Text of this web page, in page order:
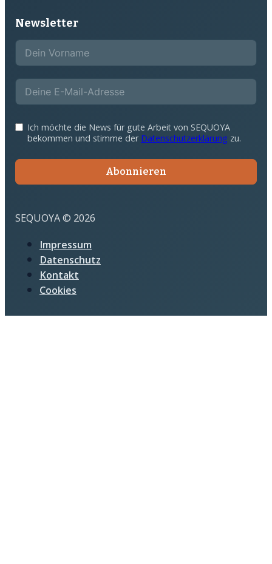
Newsletter
Ich möchte die News für gute Arbeit von SEQUOYA
bekommen und stimme der Datenschutzerklärung zu.
Abonnieren
SEQUOYA © 2026
Impressum
Datenschutz
Kontakt
Cookies